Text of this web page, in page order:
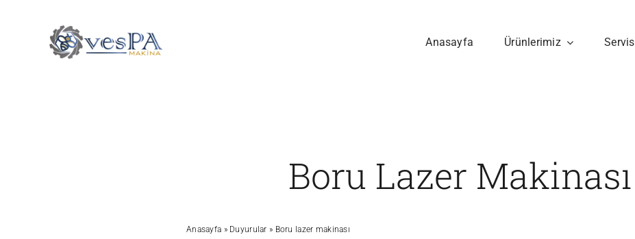
Anasayfa Ürünlerimiz Servis
Boru Lazer Makinası
Anasayfa » Duyurular » Boru lazer makinası